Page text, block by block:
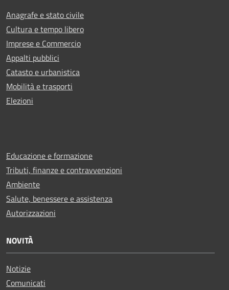
Anagrafe e stato civile
Cultura e tempo libero
Imprese e Commercio
Appalti pubblici
Catasto e urbanistica
Mobilità e trasporti
Elezioni
Educazione e formazione
Tributi, finanze e contravvenzioni
Ambiente
Salute, benessere e assistenza
Autorizzazioni
NOVITÀ
Notizie
Comunicati